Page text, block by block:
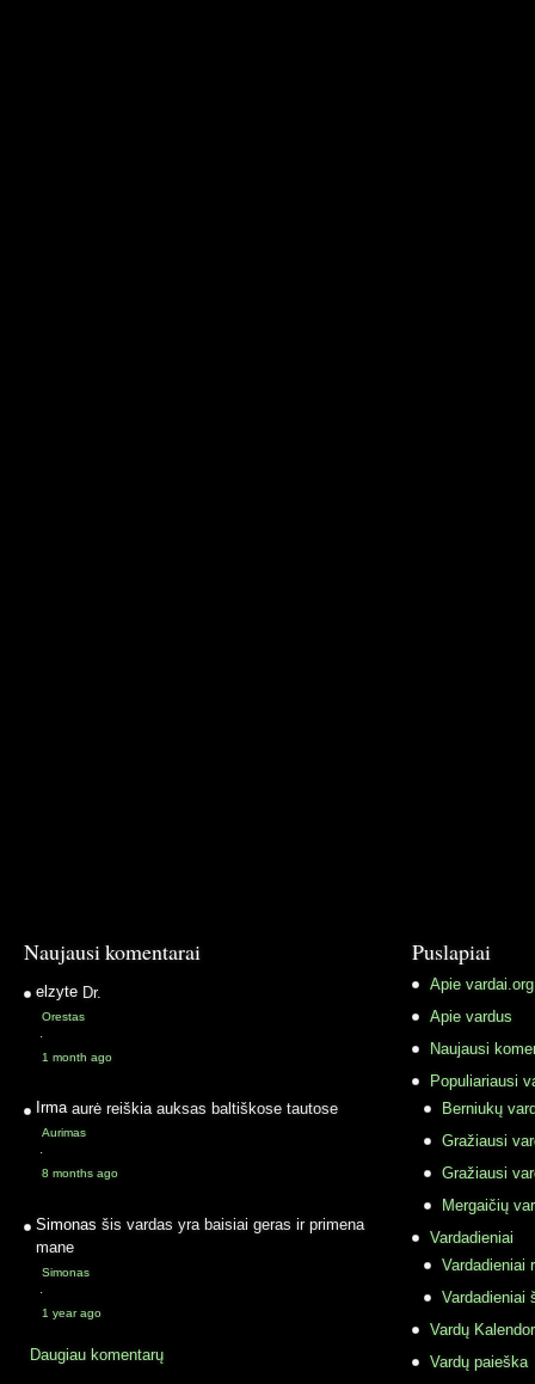
Naujausi komentarai
elzyte Dr.
Orestas
·
1 month ago
Irma aurė reiškia auksas baltiškose tautose
Aurimas
·
8 months ago
Simonas šis vardas yra baisiai geras ir primena
mane
Simonas
·
1 year ago
Daugiau komentarų
Puslapiai
Apie vardai.org
Apie vardus
Naujausi
Populiariausi
Berniukų
Gražiausi
Gražiausi
Mergaičių
Vardadieniai
Vardadieniai
Vardadieniai
Vardų
Vardų paieška